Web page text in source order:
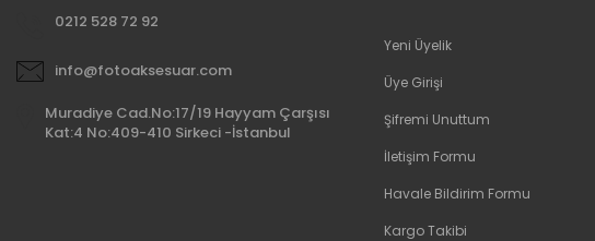
0212 528 72 92
info@fotoaksesuar.com
Muradiye Cad.No:17/19 Hayyam Çarşısı
Kat:4 No:409-410 Sirkeci -İstanbul
Yeni Üyelik
Üye Girişi
Şifremi Unuttum
İletişim Formu
Havale Bildirim Formu
Kargo Takibi